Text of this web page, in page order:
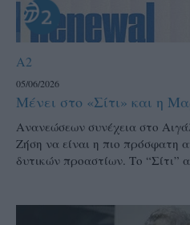
A2
05/06/2026
Μένει στο «Σίτι» και η
Ανανεώσεων συνέχεια στο
Ζήση να είναι η πιο πρόσφατη
δυτικών προαστίων. Το “Σίτι”